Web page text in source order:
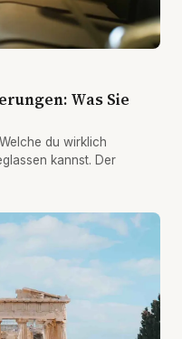
Was Sie
du wirklich
kannst. Der